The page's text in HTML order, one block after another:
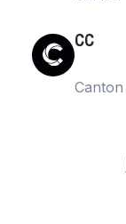
CC
Canton